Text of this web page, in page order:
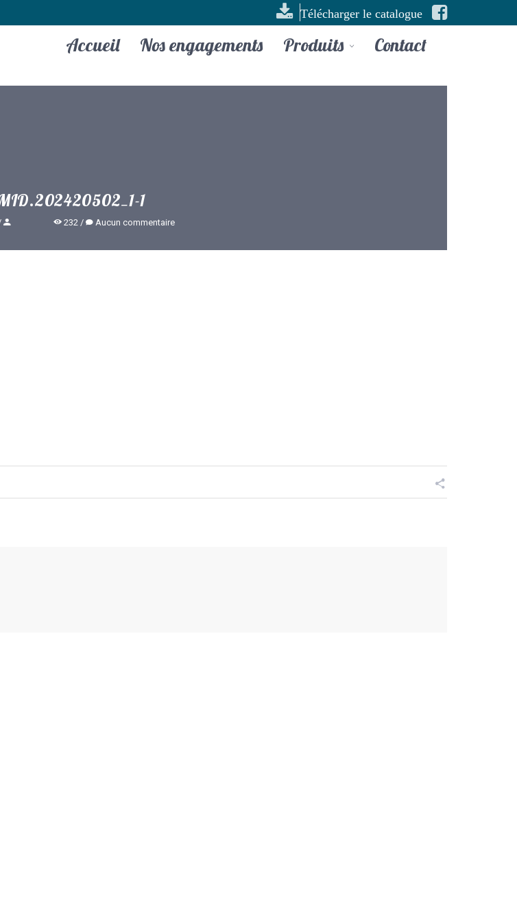
Télécharger le catalogue
Accueil Nos engagements Produits Contact
1
232 Aucun commentaire